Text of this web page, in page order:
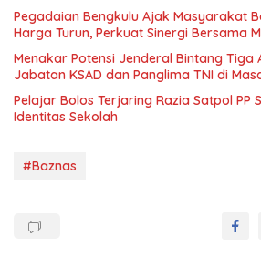
Pegadaian Bengkulu Ajak Masyarakat
Harga Turun, Perkuat Sinergi Bersama
Menakar Potensi Jenderal Bintang Tiga
Jabatan KSAD dan Panglima TNI di
Pelajar Bolos Terjaring Razia Satpol PP
Identitas Sekolah
#Baznas